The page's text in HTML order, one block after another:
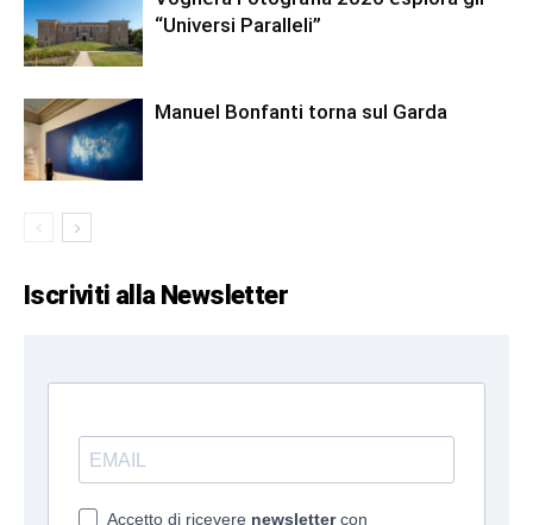
“Universi Paralleli”
Manuel Bonfanti torna sul Garda
Iscriviti alla Newsletter